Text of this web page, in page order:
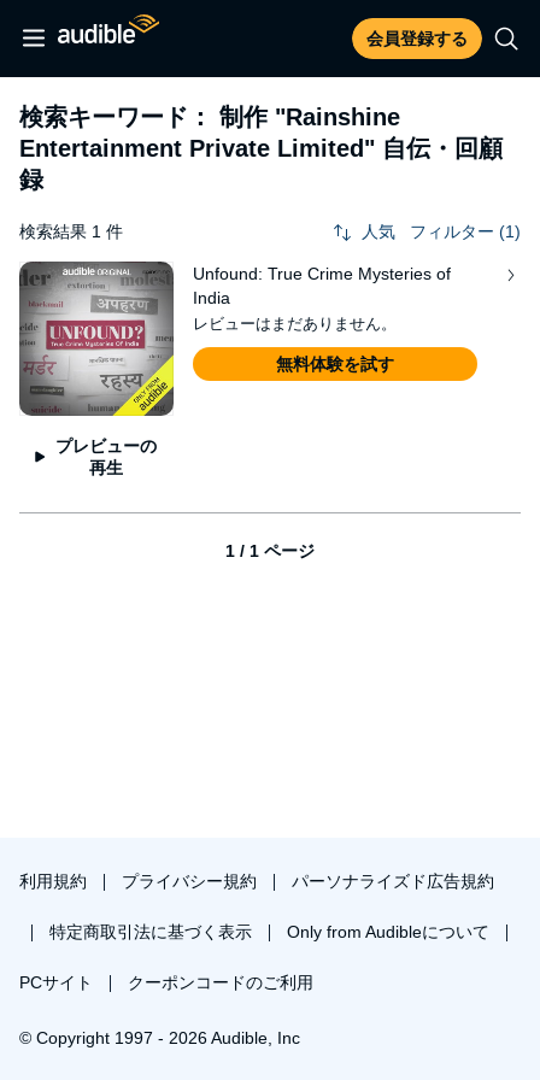
会員登録する
検索キーワード： 制作 "Rainshine
Entertainment Private Limited" 自伝・回顧
録
検索結果 1 件 人気 フィルター (1)
プレビューの
再生
Unfound: True Crime Mysteries of
India
レビューはまだありません。
無料体験を試す
1 / 1 ページ
利用規約 プライバシー規約 パーソナライズド広告規約
特定商取引法に基づく表示 Only from Audibleについて
PCサイト クーポンコードのご利用
© Copyright 1997 - 2026 Audible, Inc